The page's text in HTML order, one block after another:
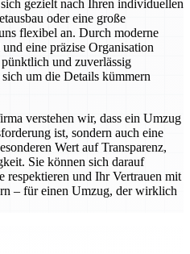
gezielt nach Ihren individuellen
oder eine große
flexibel an. Durch moderne
eine präzise Organisation
und zuverlässig
um die Details kümmern
verstehen wir, dass ein Umzug
ist, sondern auch eine
Wert auf Transparenz,
Sie können sich darauf
respektieren und Ihr Vertrauen mit
– für einen Umzug, der wirklich